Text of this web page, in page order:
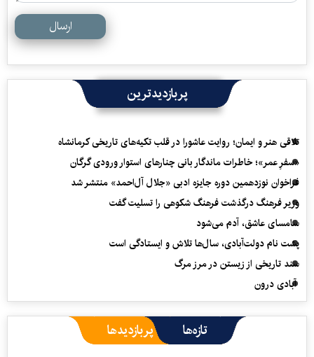
ارسال
پربازدیدترین
تلاقی هنر و ایمان؛ روایت عاشورا در قلب تکیه‌های تاریخی کرمانشاه
«سفرِ عمر»؛ خاطرات ماندگار بانی چنارهای استوار ورودی گرگان
فراخوان نوزدهمین دوره جایزه ادبی «جلال آل‌احمد» منتشر شد
وزیر فرهنگ درگذشت فرهنگ شکوهی را تسلیت گفت
سامسای عاشق، آدم می‌شود
پشت نام دولت‌آبادی، سال‌ها تلاش و ایستادگی است
سند تاریخی از زیستن در مرز مرگ
آبادی درون
تازه‌ها پربازدیدها